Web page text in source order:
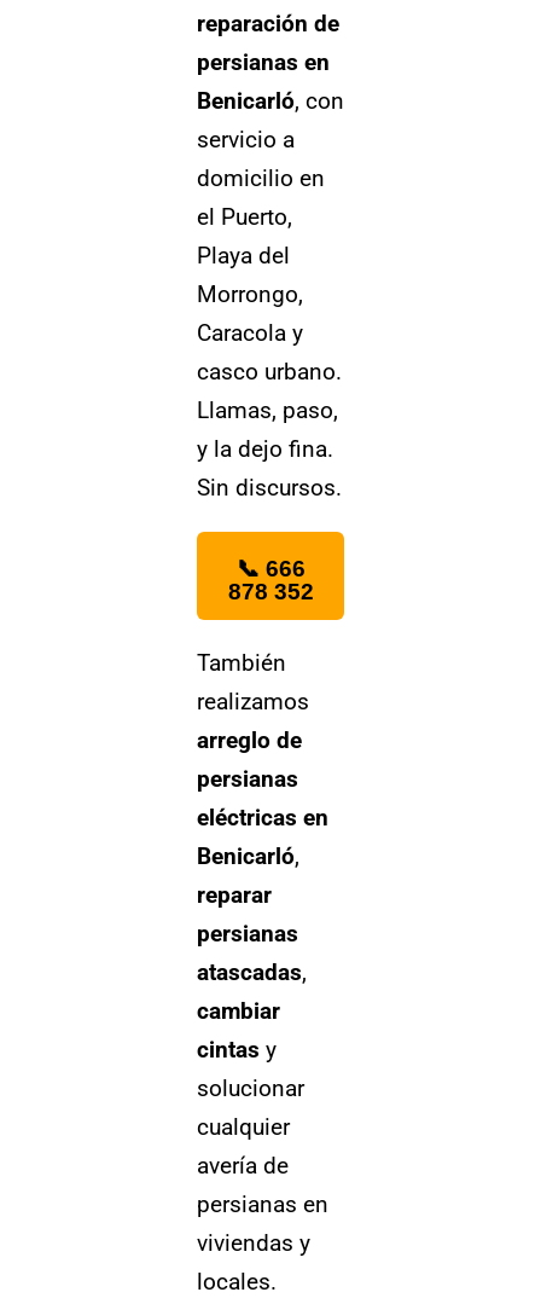
reparación de
persianas en
Benicarló, con
servicio a
domicilio en
el Puerto,
Playa del
Morrongo,
Caracola y
casco urbano.
Llamas, paso,
y la dejo fina.
Sin discursos.
📞 666
878 352
También
realizamos
arreglo de
persianas
eléctricas en
Benicarló,
reparar
persianas
atascadas,
cambiar
cintas y
solucionar
cualquier
avería de
persianas en
viviendas y
locales.